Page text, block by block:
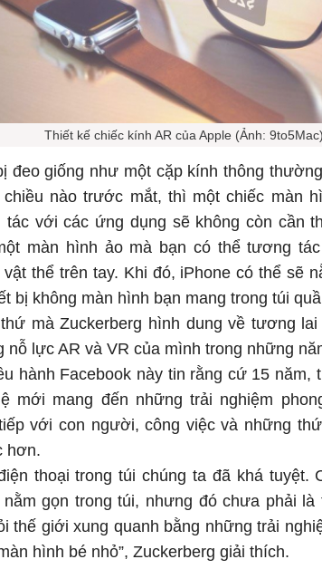
Thiết kế chiếc kính AR của Apple (Ảnh:
đeo giống như một cặp kính thông
nào trước mắt, thì một chiếc màn
với các ứng dụng sẽ không còn cần
màn hình ảo mà bạn có thể tương
vật thể trên tay. Khi đó, iPhone có thể sẽ
bị không màn hình bạn mang trong túi
mà Zuckerberg hình dung về tương
nỗ lực AR và VR của mình trong những
hành Facebook này tin rằng cứ 15 năm,
mới mang đến những trải nghiệm
với con người, công việc và những
hơn.
thoại trong túi chúng ta đã khá tuyệt.
gọn trong túi, nhưng đó chưa phải
thế giới xung quanh bằng những trải
hình bé nhỏ”, Zuckerberg giải thích.